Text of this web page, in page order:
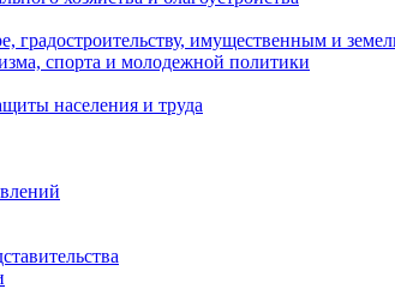
градостроительству, имущественным и
спорта и молодежной политики
населения и труда